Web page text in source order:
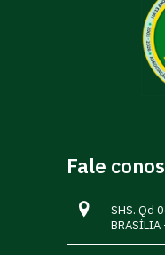
Fale
SHS. Qd
BRASÍLIA